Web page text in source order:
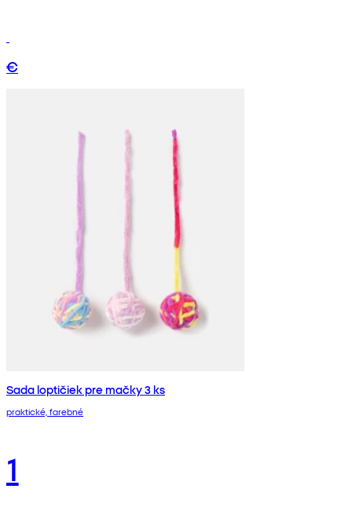
€
Sada loptičiek pre mačky 3 ks
praktické, farebné
1